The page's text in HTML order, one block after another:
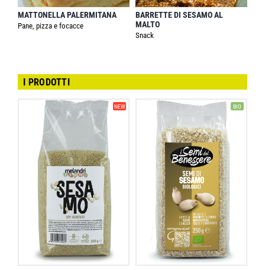
MATTONELLA PALERMITANA
Pane, pizza e focacce
BARRETTE DI SESAMO AL
MALTO
Snack
I PRODOTTI
NEW BIO